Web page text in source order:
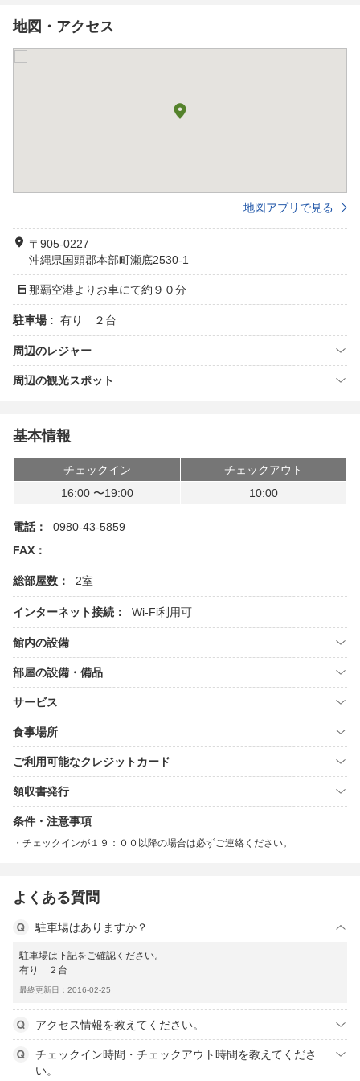
地図・アクセス
地図アプリで見る
〒905-0227
沖縄県国頭郡本部町瀬底2530-1
那覇空港よりお車にて約９０分
駐車場 : 有り ２台
周辺のレジャー
周辺の観光スポット
基本情報
チェックイン
チェックアウト
16:00 〜19:00
10:00
電話：
0980-43-5859
FAX：
総部屋数： 2室
インターネット接続： Wi-Fi利用可
館内の設備
部屋の設備・備品
サービス
食事場所
ご利用可能なクレジットカード
領収書発行
条件・注意事項
チェックインが１９：００以降の場合は必ずご連絡ください。
よくある質問
駐車場はありますか？
駐車場は下記をご確認ください。
有り ２台
最終更新日：2016-02-25
アクセス情報を教えてください。
チェックイン時間・チェックアウト時間を教えてくださ
い。